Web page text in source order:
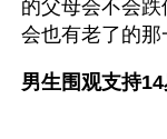
的父母会不会
会也有老了的那
男生围观支持